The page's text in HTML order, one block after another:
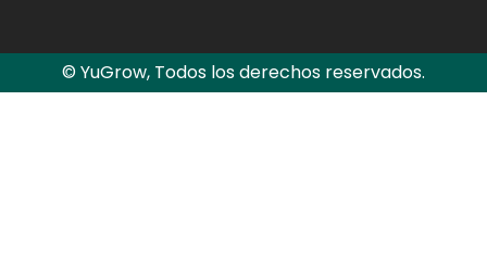
© YuGrow, Todos los derechos reservados.